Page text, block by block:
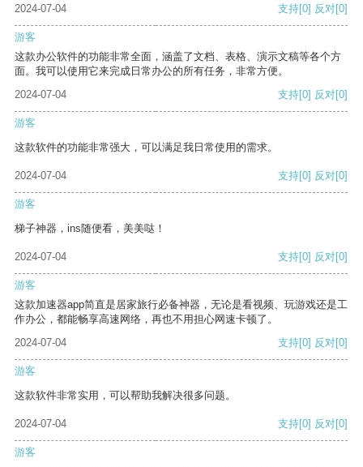
2024-07-04 支持[0] 反对[0]
游客
这款办公软件的功能非常全面，涵盖了文档、表格、演示文稿等各个方
面。我可以使用它来完成日常办公的所有任务，非常方便。
2024-07-04
支持[0] 反对[0]
游客
这款软件的功能非常强大，可以满足我日常使用的需求。
2024-07-04 支持[0] 反对[0]
游客
梯子神器，ins随便看，美美哒！
2024-07-04 支持[0] 反对[0]
游客
这款加速器app简直是居家旅行必备神器，无论是看视频、玩游戏还是工
作办公，都能畅享高速网络，再也不用担心网速卡顿了。
2024-07-04
支持[0] 反对[0]
游客
这款软件非常实用，可以帮助我解决很多问题。
2024-07-04 支持[0] 反对[0]
游客